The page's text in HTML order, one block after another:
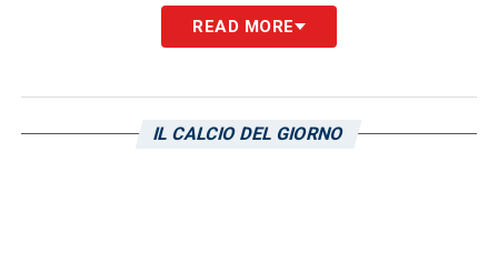
DICHIARAZIONI–«Palermo, Cremonese,
Sampdoria e ci aggiungo anche il Frosinone,
hanno alle loro spalle società con risorse
READ MORE
IL CALCIO DEL GIORNO